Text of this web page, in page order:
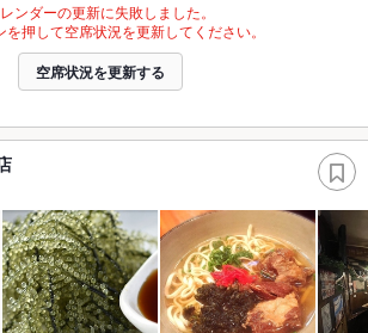
ンダーの更新に失敗しました。
を押して空席状況を更新してください。
空席状況を更新する